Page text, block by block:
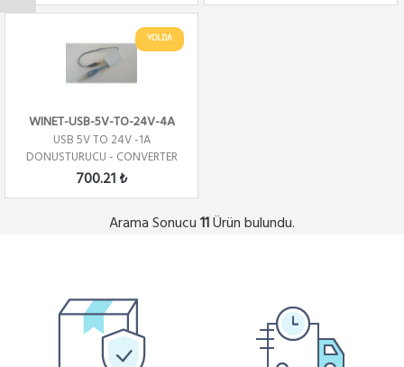
YOLDA
WINET-USB-5V-TO-24V-4A
USB 5V TO 24V -1A
DONUSTURUCU - CONVERTER
700.21 ₺
Arama Sonucu 11Ürün bulundu.